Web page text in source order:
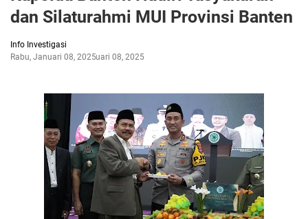
dan Silaturahmi MUI Provinsi Banten
Info Investigasi
Rabu, Januari 08, 2025Januari 08, 2025